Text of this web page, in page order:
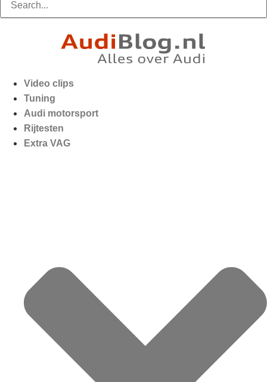
Video clips
Tuning
Audi motorsport
Rijtesten
Extra VAG